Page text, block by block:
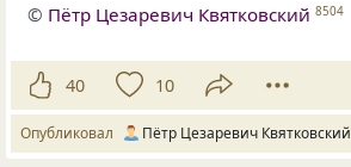
© Пётр Цезаревич Квятковский 8504
40 10
Опубликовал Пётр Цезаревич Квятковский